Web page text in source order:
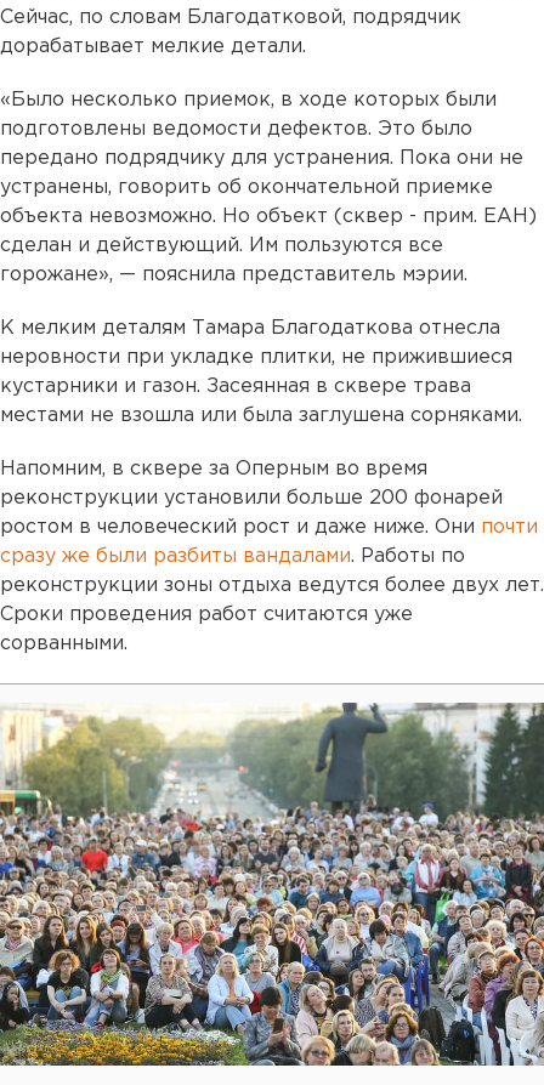
Сейчас, по словам Благодатковой, подрядчик
дорабатывает мелкие детали.
«Было несколько приемок, в ходе которых были
подготовлены ведомости дефектов. Это было
передано подрядчику для устранения. Пока они не
устранены, говорить об окончательной приемке
объекта невозможно. Но объект (сквер - прим. ЕАН)
сделан и действующий. Им пользуются все
горожане», — пояснила представитель мэрии.
К мелким деталям Тамара Благодаткова отнесла
неровности при укладке плитки, не прижившиеся
кустарники и газон. Засеянная в сквере трава
местами не взошла или была заглушена сорняками.
Напомним, в сквере за Оперным во время
реконструкции установили больше 200 фонарей
ростом в человеческий рост и даже ниже. Они почти
сразу же были разбиты вандалами. Работы по
реконструкции зоны отдыха ведутся более двух лет.
Сроки проведения работ считаются уже
сорванными.